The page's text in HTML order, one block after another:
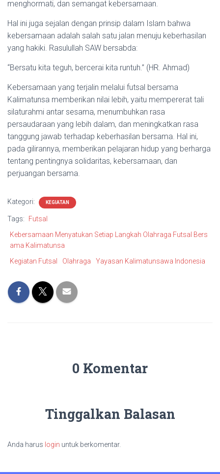
menghormati, dan semangat kebersamaan.
Hal ini juga sejalan dengan prinsip dalam Islam bahwa
kebersamaan adalah salah satu jalan menuju keberhasilan
yang hakiki. Rasulullah SAW bersabda:
“Bersatu kita teguh, bercerai kita runtuh.” (HR. Ahmad)
Kebersamaan yang terjalin melalui futsal bersama
Kalimatunsa memberikan nilai lebih, yaitu mempererat tali
silaturahmi antar sesama, menumbuhkan rasa
persaudaraan yang lebih dalam, dan meningkatkan rasa
tanggung jawab terhadap keberhasilan bersama. Hal ini,
pada gilirannya, memberikan pelajaran hidup yang berharga
tentang pentingnya solidaritas, kebersamaan, dan
perjuangan bersama.
Kategori: KEGIATAN
Tags:
Futsal
Kebersamaan Menyatukan Setiap Langkah Olahraga Futsal Bers
ama Kalimatunsa
Kegiatan Futsal
Olahraga Yayasan Kalimatunsawa Indonesia
0 Komentar
Tinggalkan Balasan
Anda harus login untuk berkomentar.